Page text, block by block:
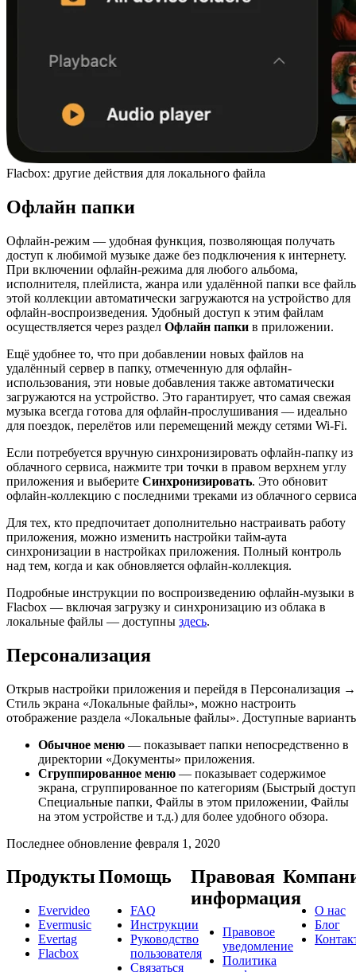
Flacbox: другие действия для локального файла
Офлайн папки
Офлайн-режим — удобная функция, позволяющая получать
доступ к любимой музыке даже без подключения к интернету.
При включении офлайн-режима для любого альбома,
исполнителя, плейлиста, жанра или удалённой папки все
этой коллекции автоматически загружаются на устройство для
офлайн-воспроизведения. Удобный доступ к этим файлам
осуществляется через раздел Офлайн папки в приложении.
Ещё удобнее то, что при добавлении новых файлов на
удалённый сервер в папку, отмеченную для офлайн-
использования, эти новые добавления также автоматически
загружаются на устройство. Это гарантирует, что самая свежая
музыка всегда готова для офлайн-прослушивания — идеально
для поездок, перелётов или перемещений между сетями Wi-Fi.
Если потребуется вручную синхронизировать офлайн-папку из
облачного сервиса, нажмите три точки в правом верхнем углу
приложения и выберите Синхронизировать. Это обновит
офлайн-коллекцию с последними треками из облачного
Для тех, кто предпочитает дополнительно настраивать работу
приложения, можно изменить настройки тайм-аута
синхронизации в настройках приложения. Полный контроль
над тем, когда и как обновляется офлайн-коллекция.
Подробные инструкции по воспроизведению офлайн-музыки в
Flacbox — включая загрузку и синхронизацию из облака в
локальные файлы — доступны здесь.
Персонализация
Открыв настройки приложения и перейдя в Персонализация →
Стиль экрана «Локальные файлы», можно настроить
отображение раздела «Локальные файлы». Доступные
Обычное меню — показывает папки непосредственно в
директории «Документы» приложения.
Сгруппированное меню — показывает содержимое
экрана, сгруппированное по категориям (Быстрый
Специальные папки, Файлы в этом приложении, Файлы
на этом устройстве и т.д.) для более удобного обзора.
Последнее обновление февраля 1, 2020
Продукты
Evervideo
Evermusic
Evertag
Flacbox
Помощь
FAQ
Инструкции
Руководство
пользователя
Связаться
Правовая
информация
Правовое
уведомление
Политика
О нас
Блог